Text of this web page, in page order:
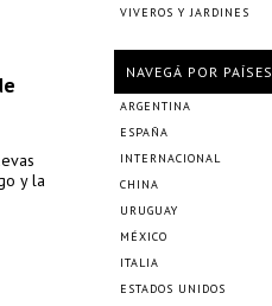
y la
VIVEROS Y JARDINES
NAVEGÁ POR PAÍSES
ARGENTINA
ESPAÑA
INTERNACIONAL
CHINA
URUGUAY
MÉXICO
ITALIA
ESTADOS UNIDOS